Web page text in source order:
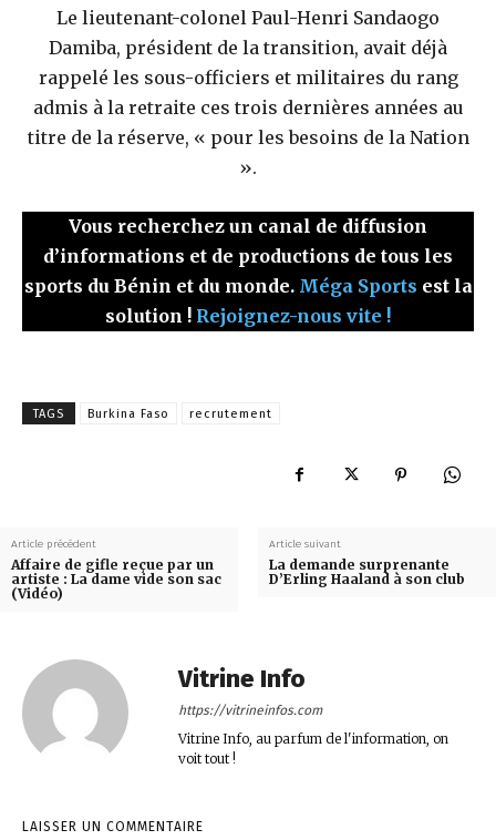
Le lieutenant-colonel Paul-Henri Sandaogo
Damiba, président de la transition, avait déjà
rappelé les sous-officiers et militaires du rang
admis à la retraite ces trois dernières années au
titre de la réserve, « pour les besoins de la Nation
».
Vous recherchez un canal de diffusion
d’informations et de productions de tous les
sports du Bénin et du monde. Méga Sports est la
solution ! Rejoignez-nous vite !
TAGS Burkina Faso recrutement
Article précédent
Affaire de gifle reçue par un
artiste : La dame vide son sac
(Vidéo)
Article suivant
La demande surprenante
D’Erling Haaland à son club
Vitrine Info
https://vitrineinfos.com
Vitrine Info, au parfum de l'information, on
voit tout !
LAISSER UN COMMENTAIRE